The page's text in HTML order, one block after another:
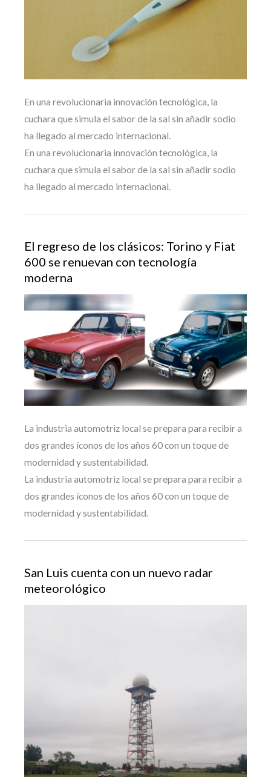
En una revolucionaria innovación tecnológica, la
cuchara que simula el sabor de la sal sin añadir sodio
ha llegado al mercado internacional.
En una revolucionaria innovación tecnológica, la
cuchara que simula el sabor de la sal sin añadir sodio
ha llegado al mercado internacional.
El regreso de los clásicos: Torino y Fiat
600 se renuevan con tecnología
moderna
La industria automotriz local se prepara para recibir a
dos grandes íconos de los años 60 con un toque de
modernidad y sustentabilidad.
La industria automotriz local se prepara para recibir a
dos grandes íconos de los años 60 con un toque de
modernidad y sustentabilidad.
San Luis cuenta con un nuevo radar
meteorológico